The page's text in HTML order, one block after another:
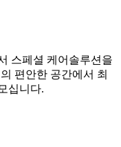
스페셜 케어솔루션을
편안한 공간에서 최
십니다.